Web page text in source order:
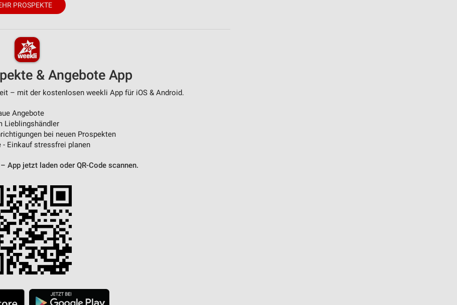
PROSPEKTE
& Angebote App
– mit der kostenlosen weekli App für iOS & Android.
Angebote
Lieblingshändler
bei neuen Prospekten
- Einkauf stressfrei planen
App jetzt laden oder QR-Code scannen.